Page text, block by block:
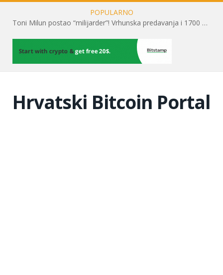
POPULARNO
Toni Milun postao “milijarder”! Vrhunska predavanja i 1700 posjetitelja obilježili su mjesec financijske pismenosti
Hrvatski Bitcoin Portal